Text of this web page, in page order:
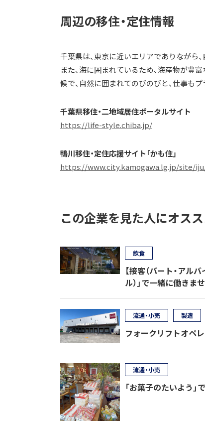
周辺の移住・定住情報
千葉県は、東京に近いエリアでありながら
また、海に囲まれているため、海産物が豊
候で、自然に囲まれてのびのびと、仕事も
千葉県移住・二地域居住ポータルサイト
https://life-style.chiba.jp/
鴨川移住・定住応援サイト「かも住」
https://www.city.kamogawa.lg.jp/site/
この企業を見た人にオス
【接客（パート・アル
ル）」で一緒に働き
飲食
フォークリフトオペ
流通・小売 製造
「お菓子のたいよう
流通・小売